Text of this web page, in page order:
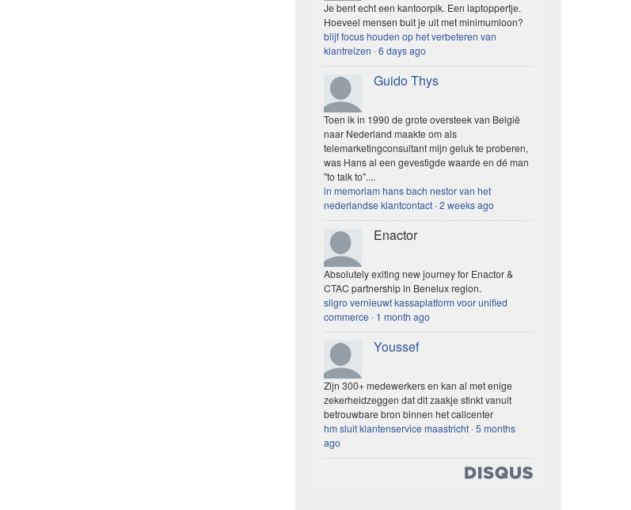
Je bent echt een kantoorpik. Een laptoppertje.
Hoeveel mensen buit je uit met minimumloon?
blijf focus houden op het verbeteren van
klantreizen ·6 days ago
Guido Thys
Toen ik in 1990 de grote oversteek van België
naar Nederland maakte om als
telemarketingconsultant mijn geluk te proberen,
was Hans al een gevestigde waarde en dé man
"to talk to"....
in memoriam hans bach nestor van het
nederlandse klantcontact ·2 weeks ago
Enactor
Absolutely exiting new journey for Enactor &
CTAC partnership in Benelux region.
sligro vernieuwt kassaplatform voor unified
commerce · 1 month ago
Youssef
Zijn 300+ medewerkers en kan al met enige
zekerheidzeggen dat dit zaakje stinkt vanuit
betrouwbare bron binnen het callcenter
hm sluit klantenservice maastricht ·5 months
ago